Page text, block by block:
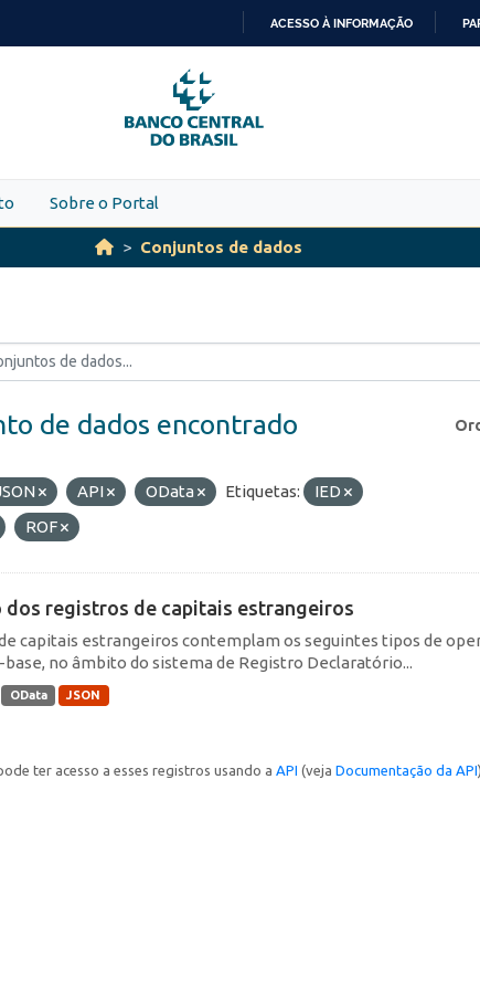
PARA
O
CONTEÚDO
ACESSO À INFORMAÇÃO
Sobre o Portal
Conjuntos de dados
de dados encontrado
API OData Etiquetas:
IED
ROF
dos registros de capitais estrangeiros
capitais estrangeiros contemplam os seguintes tipos de
no âmbito do sistema de Registro Declaratório...
OData JSON
ter acesso a esses registros usando a API (veja Documentação da API